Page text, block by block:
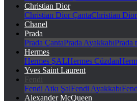
Christian Dior
Christian Dior ÇantaChristian
Chanel
Prada
Prada ÇantaPrada AyakkabıPrada
Hermes
Hermes ŞALHermes Cüzdan
Yves Saint Laurent
Fendi
Fendi Atkı ŞalFendi Ayakkabı
Alexander McQueen